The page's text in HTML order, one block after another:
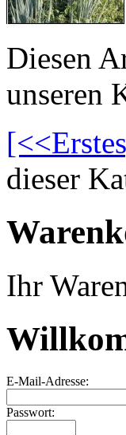
Diesen
unseren
dieser
Ihr
E-Mail-Adresse:
Passwort: